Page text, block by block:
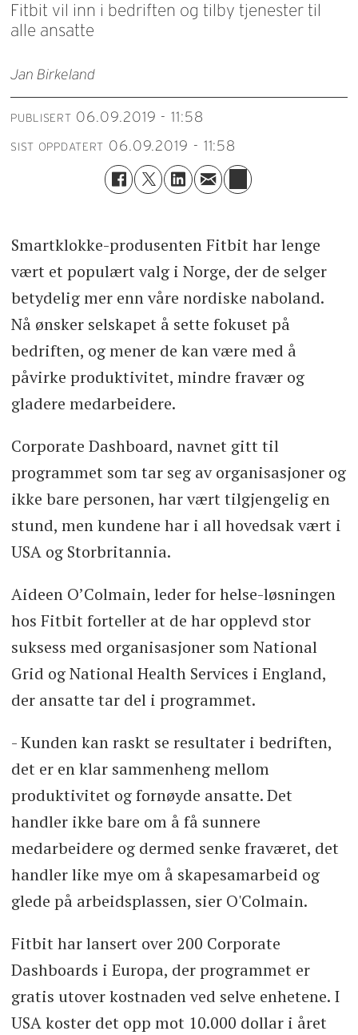
Fitbit vil inn i bedriften og tilby tjenester til
alle ansatte
Jan Birkeland
PUBLISERT 06.09.2019 - 11:58
SIST OPPDATERT 06.09.2019 - 11:58
Smartklokke-produsenten Fitbit har lenge
vært et populært valg i Norge, der de selger
betydelig mer enn våre nordiske naboland.
Nå ønsker selskapet å sette fokuset på
bedriften, og mener de kan være med å
påvirke produktivitet, mindre fravær og
gladere medarbeidere.
Corporate Dashboard, navnet gitt til
programmet som tar seg av organisasjoner og
ikke bare personen, har vært tilgjengelig en
stund, men kundene har i all hovedsak vært i
USA og Storbritannia.
Aideen O’Colmain, leder for helse-løsningen
hos Fitbit forteller at de har opplevd stor
suksess med organisasjoner som National
Grid og National Health Services i England,
der ansatte tar del i programmet.
- Kunden kan raskt se resultater i bedriften,
det er en klar sammenheng mellom
produktivitet og fornøyde ansatte. Det
handler ikke bare om å få sunnere
medarbeidere og dermed senke fraværet, det
handler like mye om å skapesamarbeid og
glede på arbeidsplassen, sier O'Colmain.
Fitbit har lansert over 200 Corporate
Dashboards i Europa, der programmet er
gratis utover kostnaden ved selve enhetene. I
USA koster det opp mot 10.000 dollar i året